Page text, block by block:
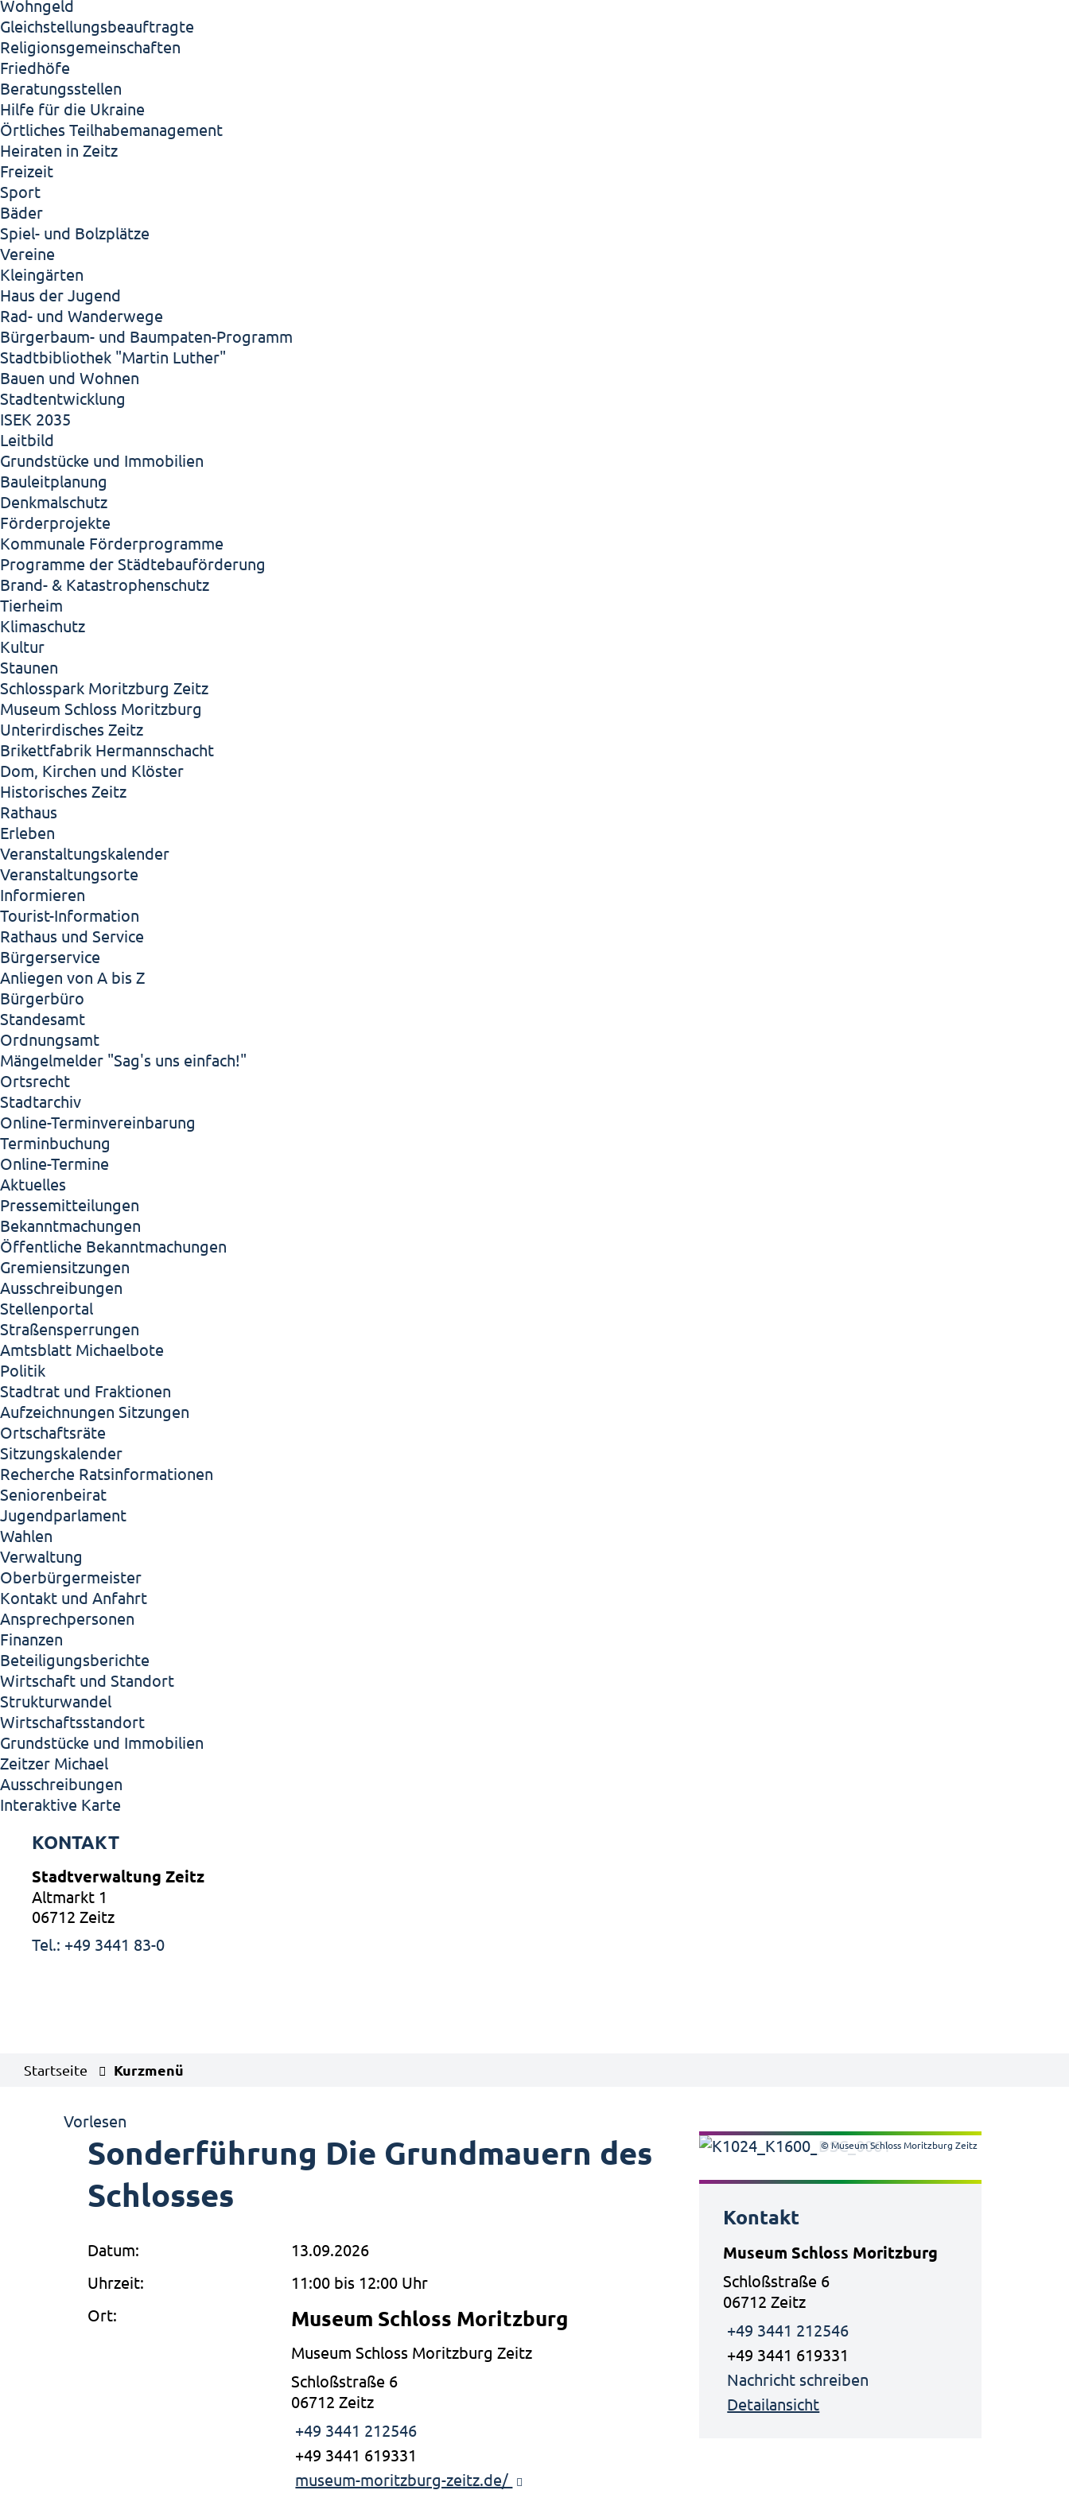
Wohngeld
Gleichstellungsbeauftragte
Religionsgemeinschaften
Friedhöfe
Beratungsstellen
Hilfe für die Ukraine
Örtliches Teilhabemanagement
Heiraten in Zeitz
Freizeit
Sport
Bäder
Spiel- und Bolzplätze
Vereine
Kleingärten
Haus der Jugend
Rad- und Wanderwege
Bürgerbaum- und Baumpaten-Programm
Stadtbibliothek "Martin Luther"
Bauen und Wohnen
Stadtentwicklung
ISEK 2035
Leitbild
Grundstücke und Immobilien
Bauleitplanung
Denkmalschutz
Förderprojekte
Kommunale Förderprogramme
Programme der Städtebauförderung
Brand- & Katastrophenschutz
Tierheim
Klimaschutz
Kultur
Staunen
Schlosspark Moritzburg Zeitz
Museum Schloss Moritzburg
Unterirdisches Zeitz
Brikettfabrik Hermannschacht
Dom, Kirchen und Klöster
Historisches Zeitz
Rathaus
Erleben
Veranstaltungskalender
Veranstaltungsorte
Informieren
Tourist-Information
Rathaus und Service
Bürgerservice
Anliegen von A bis Z
Bürgerbüro
Standesamt
Ordnungsamt
Mängelmelder "Sag's uns einfach!"
Ortsrecht
Stadtarchiv
Online-Terminvereinbarung
Terminbuchung
Online-Termine
Aktuelles
Pressemitteilungen
Bekanntmachungen
Öffentliche Bekanntmachungen
Gremiensitzungen
Ausschreibungen
Stellenportal
Straßensperrungen
Amtsblatt Michaelbote
Politik
Stadtrat und Fraktionen
Aufzeichnungen Sitzungen
Ortschaftsräte
Sitzungskalender
Recherche Ratsinformationen
Seniorenbeirat
Jugendparlament
Wahlen
Verwaltung
Oberbürgermeister
Kontakt und Anfahrt
Ansprechpersonen
Finanzen
Beteiligungsberichte
Wirtschaft und Standort
Strukturwandel
Wirtschaftsstandort
Grundstücke und Immobilien
Zeitzer Michael
Ausschreibungen
Interaktive Karte
KONTAKT
Stadtverwaltung Zeitz
Altmarkt 1
06712 Zeitz
Tel.: +49 3441 83-0
Startseite Kurzmenü
Vorlesen
Sonderführung Die Grundmauern des
Schlosses
Datum:
13.09.2026
Uhrzeit:
11:00 bis 12:00 Uhr
Ort:
Museum Schloss Moritzburg
Museum Schloss Moritzburg Zeitz
Schloßstraße 6
06712 Zeitz
+49 3441 212546
+49 3441 619331
museum-moritzburg-zeitz.de/
© Museum Schloss Moritzburg Zeitz
Kontakt
Museum Schloss Moritzburg
Schloßstraße 6
06712 Zeitz
+49 3441 212546
+49 3441 619331
Nachricht schreiben
Detailansicht